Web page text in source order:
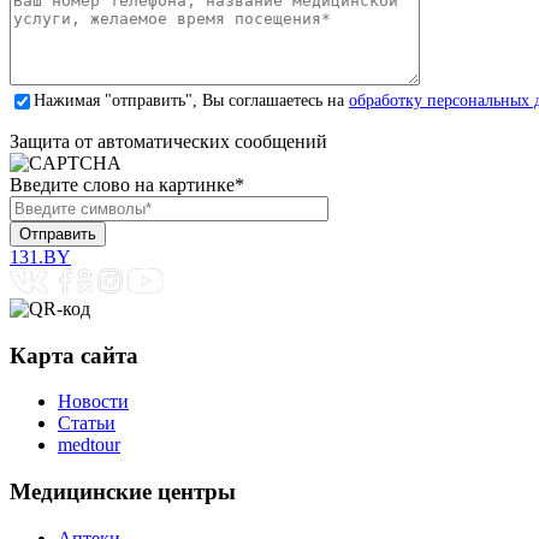
Нажимая "отправить", Вы соглашаетесь на обработку персональных
Защита от автоматических сообщений
Введите слово на картинке*
131.BY
Карта сайта
Новости
Статьи
medtour
Медицинские центры